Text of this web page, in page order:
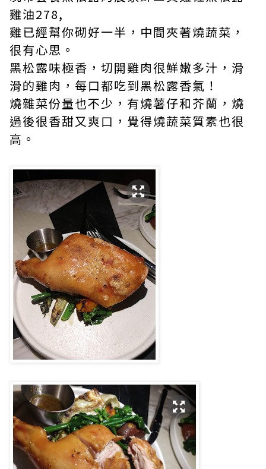
雞油278,
雞已經幫你砌好一半，中間夾著燒蔬菜，
很有心思。
黑松露味極香，切開雞肉很鮮嫩多汁，滑
滑的雞肉，每口都吃到黑松露香氣！
燒雜菜份量也不少，有燒薯仔和芥蘭，燒
過後很香甜又爽口，覺得燒蔬菜質素也很
高。